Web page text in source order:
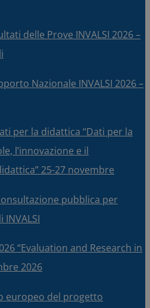
delle Prove INVALSI 2026 –
Nazionale INVALSI 2026 –
per la didattica “Dati per la
l’innovazione e il
25-27 novembre
pubblica per
INVALSI
“Evaluation and Research in
2026
europeo del progetto